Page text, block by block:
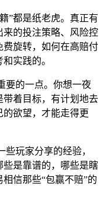
”都是纸老虎。真正有
的投注策略、风险控
旋转，如何在高赔付
实践的。
要的一点。你想一夜
着目标，有计划地去
欲望，才能走得更
玩家分享的经验，
是靠谱的，哪些是瞎
信那些“包赢不赔”的